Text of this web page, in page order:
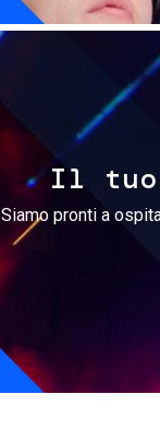
Il tuo
Siamo pronti a